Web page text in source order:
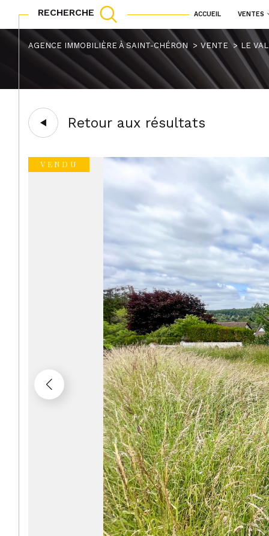
ACCUEIL VENTES
maisons appartements
RECHERCHE
Acheter
de l'ancien
à
TYPE DE BIEN
AGENCE IMMOBILIÈRE À SAINT-CHÉRON VENTE LE
Retour aux résultats
VENDU